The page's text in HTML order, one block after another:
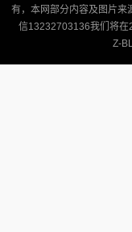
有，本网部分内容及图片来
信13232703136我们将在
Z-